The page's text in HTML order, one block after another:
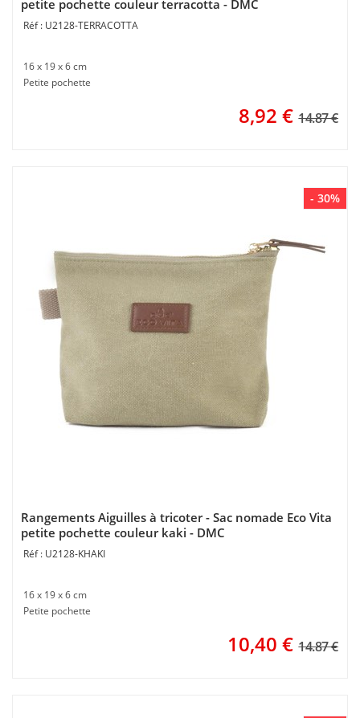
petite pochette couleur terracotta - DMC
U2128-TERRACOTTA
16 x 19 x 6 cm
Petite pochette
8,92 € 14.87 €
- 30%
Rangements Aiguilles à tricoter - Sac nomade Eco Vita
petite pochette couleur kaki - DMC
U2128-KHAKI
16 x 19 x 6 cm
Petite pochette
10,40 € 14.87 €